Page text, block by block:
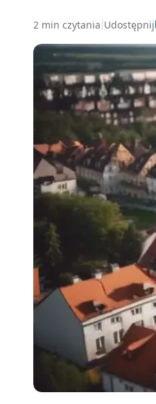
2 min czytania Udostępnij